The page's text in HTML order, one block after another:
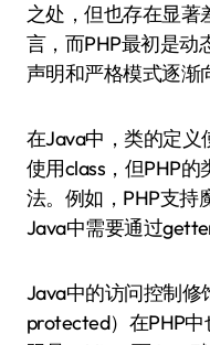
之处，但也存在显著
言，而PHP最初是动
声明和严格模式逐渐
在Java中，类的定义
使用class，但PHP
法。例如，PHP支持
Java中需要通过
Java中的访问控制修
protected）在PHP